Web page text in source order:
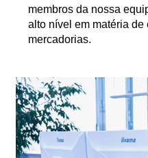
membros da nossa
alto nível em matéria de
mercadorias.